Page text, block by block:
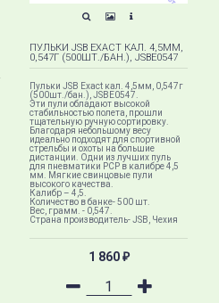
ПУЛЬКИ JSB EXACT КАЛ. 4,5ММ,
0,547Г (500ШТ./БАН.), JSBE0547
Пульки JSB Exact кал. 4,5мм, 0,547г
(500шт./бан.), JSBE0547.
Эти пули обладают высокой
стабильностью полета, прошли
тщательную ручную сортировку.
Благодаря небольшому весу
идеально подходят для спортивной
стрельбы и охоты на большие
дистанции. Одни из лучших пуль
для пневматики PCP в калибре 4,5
мм. Мягкие свинцовые пули
высокого качества.
Калибр – 4,5.
Количество в банке- 500 шт.
Вес, грамм. - 0,547.
Страна производитель- JSB, Чехия
1 860 ₽